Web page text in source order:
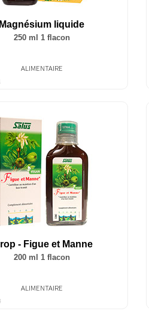
Magnésium liquide
250 ml 1 flacon
ALIMENTAIRE
- Figue et Manne
200 ml 1 flacon
ALIMENTAIRE